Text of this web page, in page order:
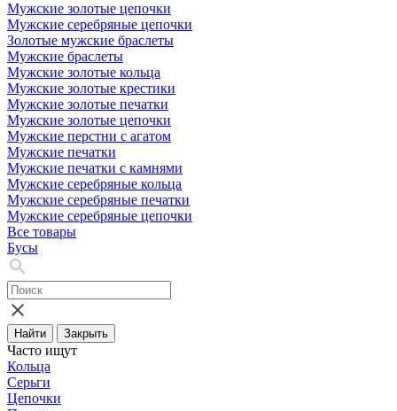
Мужские золотые цепочки
Мужские серебряные цепочки
Золотые мужские браслеты
Мужские браслеты
Мужские золотые кольца
Мужские золотые крестики
Мужские золотые печатки
Мужские золотые цепочки
Мужские перстни с агатом
Мужские печатки
Мужские печатки с камнями
Мужские серебряные кольца
Мужские серебряные печатки
Мужские серебряные цепочки
Все товары
Бусы
Найти Закрыть
Часто ищут
Кольца
Серьги
Цепочки